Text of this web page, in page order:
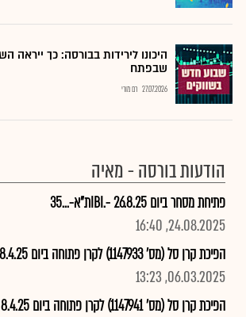
היכונו לירידות בבורסה: כך ייראה
שבפתח
27.07.2026 רם מורי
הודעות בורסה - מאיה
פתיחת מסחר ביום 26.8.25 -.IBIת"א-...35
24.08.2025, 16:40
הפיכת קרן סל (מס' 1147933) לקרן פתוחה ביום 8.4.25
06.03.2025, 13:23
הפיכת קרן סל (מס' 1147941) לקרן פתוחה ביום 8.4.25